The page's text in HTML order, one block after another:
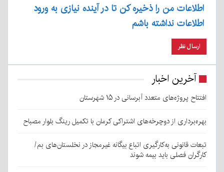
اطلاعات من را ذخیره کن تا در آینده نیازی به ورود
اطلاعات نداشته باشم
آخرین اخبار
افتتاح پروژه‌های متعدد آبرسانی در ۱۵ شهرستان
بهره‌برداری از دوچرخه‌های اشتراکی کرمان با تکمیل رینگ بلوار مصباح
تبعات قانونی به‌کارگیری اتباع بیگانه غیرمجاز در نخلستان‌های بم/
کارگران فصلی باید بیمه شوند